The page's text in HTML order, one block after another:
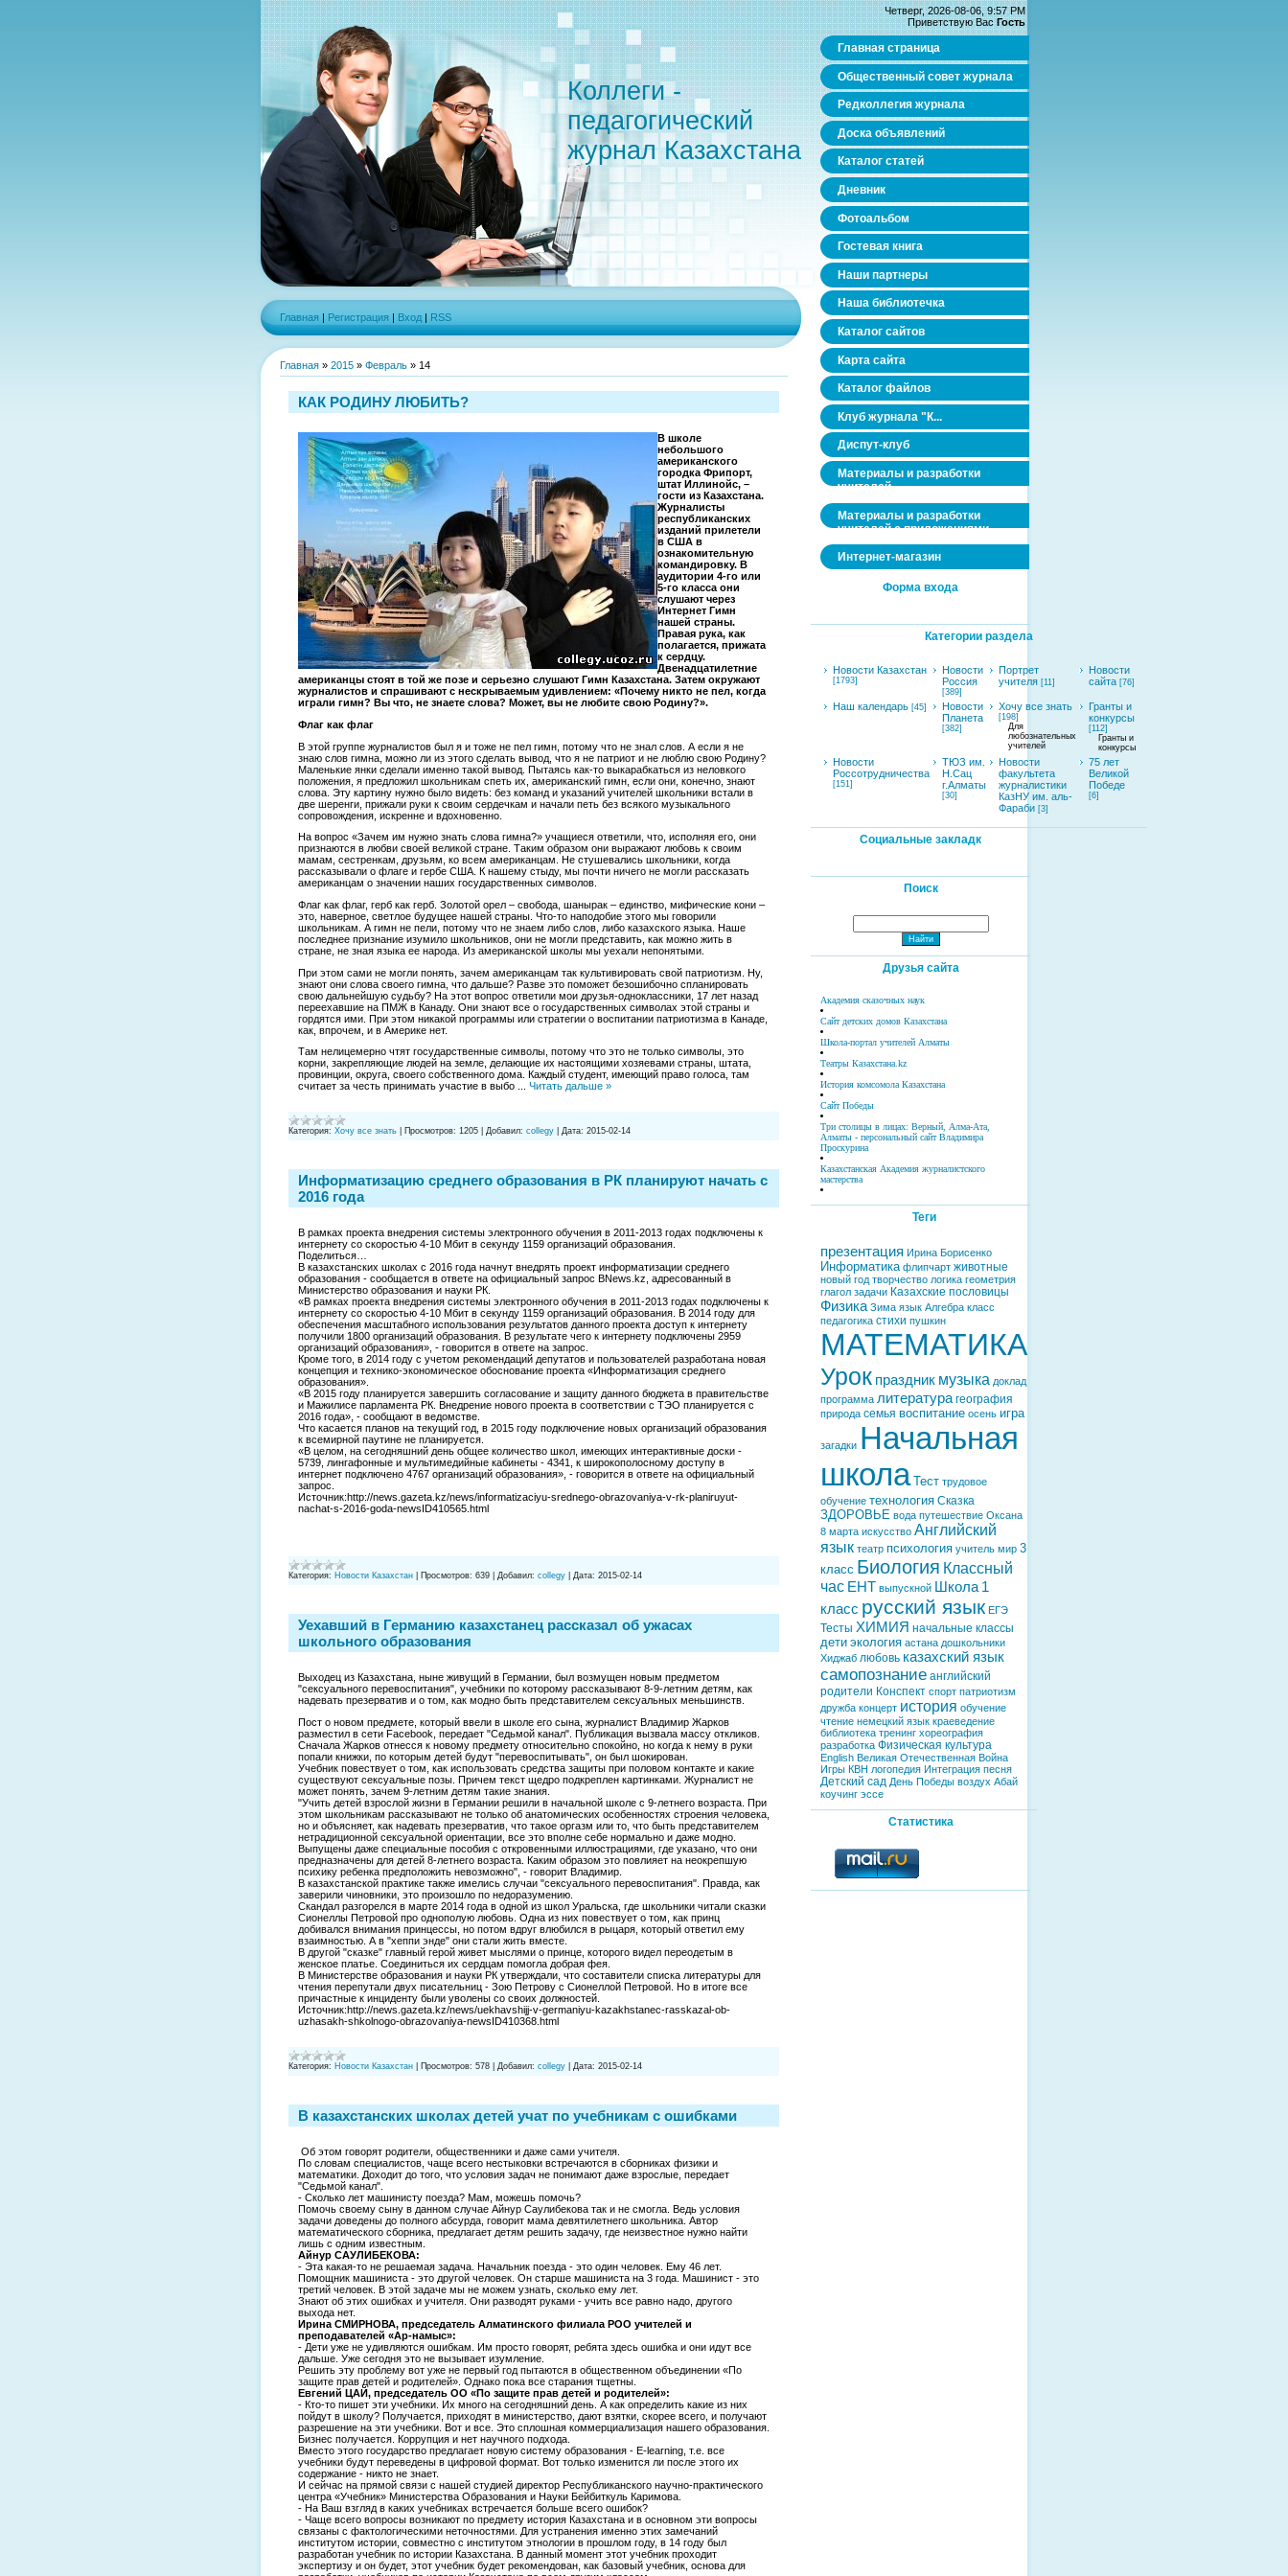
Коллеги -
педагогический
журнал Казахстана
Главная | Регистрация | Вход | RSS
Главная » 2015 » Февраль » 14
КАК РОДИНУ ЛЮБИТЬ?
В школе
небольшого
американского
городка Фрипорт,
штат Иллинойс, –
гости из Казахстана.
Журналисты
республиканских
изданий прилетели
в США в
ознакомительную
командировку. В
аудитории 4-го или
5-го класса они
слушают через
Интернет Гимн
нашей страны.
Правая рука, как
полагается, прижата
к сердцу.
Двенадцатилетние
американцы стоят в той же позе и серьезно слушают Гимн Казахстана. Затем окружают
журналистов и спрашивают с нескрываемым удивлением: «Почему никто не пел, когда
играли гимн? Вы что, не знаете слова? Может, вы не любите свою Родину?».
Флаг как флаг
В этой группе журналистов был я и тоже не пел гимн, потому что не знал слов. А если я не
знаю слов гимна, можно ли из этого сделать вывод, что я не патриот и не люблю свою Родину?
Маленькие янки сделали именно такой вывод. Пытаясь как-то выкарабкаться из неловкого
положения, я предложил школьникам спеть их, американский гимн, если они, конечно, знают
слова. Эту картину нужно было видеть: без команд и указаний учителей школьники встали в
две шеренги, прижали руки к своим сердечкам и начали петь без всякого музыкального
сопровождения, искренне и вдохновенно.
На вопрос «Зачем им нужно знать слова гимна?» учащиеся ответили, что, исполняя его, они
признаются в любви своей великой стране. Таким образом они выражают любовь к своим
мамам, сестренкам, друзьям, ко всем американцам. Не стушевались школьники, когда
рассказывали о флаге и гербе США. К нашему стыду, мы почти ничего не могли рассказать
американцам о значении наших государственных символов.
Флаг как флаг, герб как герб. Золотой орел – свобода, шанырак – единство, мифические кони –
это, наверное, светлое будущее нашей страны. Что-то наподобие этого мы говорили
школьникам. А гимн не пели, потому что не знаем либо слов, либо казахского языка. Наше
последнее признание изумило школьников, они не могли представить, как можно жить в
стране, не зная языка ее народа. Из американской школы мы уехали непонятыми.
При этом сами не могли понять, зачем американцам так культивировать свой патриотизм. Ну,
знают они слова своего гимна, что дальше? Разве это поможет безошибочно спланировать
свою дальнейшую судьбу? На этот вопрос ответили мои друзья-одноклассники, 17 лет назад
переехавшие на ПМЖ в Канаду. Они знают все о государственных символах этой страны и
гордятся ими. При этом никакой программы или стратегии о воспитании патриотизма в Канаде,
как, впрочем, и в Америке нет.
Там нелицемерно чтят государственные символы, потому что это не только символы, это
корни, закрепляющие людей на земле, делающие их настоящими хозяевами страны, штата,
провинции, округа, своего собственного дома. Каждый студент, имеющий право голоса, там
считает за честь принимать участие в выбо
Читать дальше »
Категория: Хочу все знать Просмотров: 1205 Добавил: collegy Дата: 2015-02-14
Информатизацию среднего образования в РК планируют начать с
2016 года
В рамках проекта внедрения системы электронного обучения в 2011-2013 годах подключены к
интернету со скоростью 4-10 Мбит в секунду 1159 организаций образования.
Поделиться…
В казахстанских школах с 2016 года начнут внедрять проект информатизации среднего
образования - сообщается в ответе на официальный запрос BNews.kz, адресованный в
Министерство образования и науки РК.
«В рамках проекта внедрения системы электронного обучения в 2011-2013 годах подключены к
интернету со скоростью 4-10 Мбит в секунду 1159 организаций образования. В 2014 году для
обеспечения масштабного использования результатов данного проекта доступ к интернету
получили 1800 организаций образования. В результате чего к интернету подключены 2959
организаций образования», - говорится в ответе на запрос.
Кроме того, в 2014 году с учетом рекомендаций депутатов и пользователей разработана новая
концепция и технико-экономическое обоснование проекта «Информатизация среднего
образования».
«В 2015 году планируется завершить согласование и защиту данного бюджета в правительстве
и Мажилисе парламента РК. Внедрение нового проекта в соответствии с ТЭО планируется с
2016 года», - сообщают в ведомстве.
Что касается планов на текущий год, в 2015 году подключение новых организаций образования
к всемирной паутине не планируется.
«В целом, на сегодняшний день общее количество школ, имеющих интерактивные доски -
5739, лингафонные и мультимедийные кабинеты - 4341, к широкополосному доступу в
интернет подключено 4767 организаций образования», - говорится в ответе на официальный
запрос.
Источник:http://news.gazeta.kz/news/informatizaciyu-srednego-obrazovaniya-v-rk-planiruyut-
nachat-s-2016-goda-newsID410565.html
Категория: Новости Казахстан Просмотров: 639 Добавил: collegy Дата: 2015-02-14
Уехавший в Германию казахстанец рассказал об ужасах
школьного образования
Выходец из Казахстана, ныне живущий в Германии, был возмущен новым предметом
"сексуального перевоспитания", учебники по которому рассказывают 8-9-летним детям, как
надевать презерватив и о том, как модно быть представителем сексуальных меньшинств.
Пост о новом предмете, который ввели в школе его сына, журналист Владимир Жарков
разместил в сети Facebook, передает "Седьмой канал". Публикация вызвала массу откликов.
Сначала Жарков отнесся к новому предмету относительно спокойно, но когда к нему в руки
попали книжки, по которым детей будут "перевоспитывать", он был шокирован.
Учебник повествует о том, как использовать средства защиты при половом контакте и какие
существуют сексуальные позы. Причем текст щедро подкреплен картинками. Журналист не
может понять, зачем 9-летним детям такие знания.
"Учить детей взрослой жизни в Германии решили в начальной школе с 9-летнего возраста. При
этом школьникам рассказывают не только об анатомических особенностях строения человека,
но и объясняет, как надевать презерватив, что такое оргазм или то, что быть представителем
нетрадиционной сексуальной ориентации, все это вполне себе нормально и даже модно.
Выпущены даже специальные пособия с откровенными иллюстрациями, где указано, что они
предназначены для детей 8-летнего возраста. Каким образом это повлияет на неокрепшую
психику ребенка предположить невозможно", - говорит Владимир.
В казахстанской практике также имелись случаи "сексуального перевоспитания". Правда, как
заверили чиновники, это произошло по недоразумению.
Скандал разгорелся в марте 2014 года в одной из школ Уральска, где школьники читали сказки
Сионеллы Петровой про однополую любовь. Одна из них повествует о том, как принц
добивался внимания принцессы, но потом вдруг влюбился в рыцаря, который ответил ему
взаимностью. А в "хеппи энде" они стали жить вместе.
В другой "сказке" главный герой живет мыслями о принце, которого видел переодетым в
женское платье. Соединиться их сердцам помогла добрая фея.
В Министерстве образования и науки РК утверждали, что составители списка литературы для
чтения перепутали двух писательниц - Зою Петрову с Сионеллой Петровой. Но в итоге все
причастные к инциденту были уволены со своих должностей.
Источник:http://news.gazeta.kz/news/uekhavshijj-v-germaniyu-kazakhstanec-rasskazal-ob-
uzhasakh-shkolnogo-obrazovaniya-newsID410368.html
Категория: Новости Казахстан Просмотров: 578 Добавил: collegy Дата: 2015-02-14
В казахстанских школах детей учат по учебникам с ошибками
Об этом говорят родители, общественники и даже сами учителя.
По словам специалистов, чаще всего нестыковки встречаются в сборниках физики и
математики. Доходит до того, что условия задач не понимают даже взрослые, передает
"Седьмой канал".
- Сколько лет машинисту поезда? Мам, можешь помочь?
Помочь своему сыну в данном случае Айнур Саулибекова так и не смогла. Ведь условия
задачи доведены до полного абсурда, говорит мама девятилетнего школьника. Автор
математического сборника, предлагает детям решить задачу, где неизвестное нужно найти
лишь с одним известным.
Айнур САУЛИБЕКОВА:
- Эта какая-то не решаемая задача. Начальник поезда - это один человек. Ему 46 лет.
Помощник машиниста - это другой человек. Он старше машиниста на 3 года. Машинист - это
третий человек. В этой задаче мы не можем узнать, сколько ему лет.
Знают об этих ошибках и учителя. Они разводят руками - учить все равно надо, другого
выхода нет.
Ирина СМИРНОВА, председатель Алматинского филиала РОО учителей и
преподавателей «Ар-намыс»:
- Дети уже не удивляются ошибкам. Им просто говорят, ребята здесь ошибка и они идут все
дальше. Уже сегодня это не вызывает изумление.
Решить эту проблему вот уже не первый год пытаются в общественном объединении «По
защите прав детей и родителей». Однако пока все старания тщетны.
Евгений ЦАЙ, председатель ОО «По защите прав детей и родителей»:
- Кто-то пишет эти учебники. Их много на сегодняшний день. А как определить какие из них
пойдут в школу? Получается, приходят в министерство, дают взятки, скорее всего, и получают
разрешение на эти учебники. Вот и все. Это сплошная коммерциализация нашего образования.
Бизнес получается. Коррупция и нет научного подхода.
Вместо этого государство предлагает новую систему образования - E-learning, т.е. все
учебники будут переведены в цифровой формат. Вот только изменится ли после этого их
содержание - никто не знает.
И сейчас на прямой связи с нашей студией директор Республиканского научно-практического
центра «Учебник» Министерства Образования и Науки Бейбиткуль Каримова.
- На Ваш взгляд в каких учебниках встречается больше всего ошибок?
- Чаще всего вопросы возникают по предмету история Казахстана и в основном эти вопросы
связаны с фактологическими неточностями. Для устранения именно этих замечаний
институтом истории, совместно с институтом этнологии в прошлом году, в 14 году был
разработан учебник по истории Казахстана. В данный момент этот учебник проходит
экспертизу и он будет, этот учебник будет рекомендован, как базовый учебник, основа для
Четверг, 2026-08-06, 9:57 PM
Приветствую Вас Гость
Главная страница
Общественный совет журнала
Редколлегия журнала
Доска объявлений
Каталог статей
Дневник
Фотоальбом
Гостевая книга
Наши партнеры
Наша библиотечка
Каталог сайтов
Карта сайта
Каталог файлов
Клуб журнала "К...
Диспут-клуб
Материалы и разработки
учителей
Материалы и разработки
учителей с приложениями
Интернет-магазин
Форма входа
Категории раздела
Новости Казахстан
[1793]
Новости
Россия
[389]
Портрет
учителя [11]
Новости
сайта [76]
Наш календарь [45]
Новости
Планета
[382]
Хочу все знать
[198]
Для
любознательных
учителей
Гранты и
конкурсы
[112]
Гранты и
конкурсы
Новости
Россотрудничества
[151]
ТЮЗ им.
Н.Сац
г.Алматы
[30]
Новости
факультета
журналистики
КазНУ им. аль-
Фараби [3]
75 лет
Великой
Победе
[6]
Социальные закладк
Поиск
Друзья сайта
Академия сказочных наук
Сайт детских домов Казахстана
Школа-портал учителей Алматы
Театры Казахстана.kz
История комсомола Казахстана
Сайт Победы
Три столицы в лицах: Верный, Алма-Ата,
Алматы - персональный сайт Владимира
Проскурина
Казахстанская Академия журналистского
мастерства
Теги
презентация Ирина Борисенко
Информатика флипчарт животные
новый год творчество логика геометрия
глагол задачи Казахские пословицы
Физика Зима язык Алгебра класс
педагогика стихи пушкин
МАТЕМАТИКА
Урок праздник музыка доклад
программа литература география
природа семья воспитание осень игра
загадки Начальная
школа Тест трудовое
обучение технология Сказка
ЗДОРОВЬЕ вода путешествие Оксана
8 марта искусство Английский
язык театр психология учитель мир 3
класс Биология Классный
час ЕНТ выпускной Школа 1
класс русский язык ЕГЭ
Тесты ХИМИЯ начальные классы
дети экология астана дошкольники
Хиджаб любовь казахский язык
самопознание английский
родители Конспект спорт патриотизм
дружба концерт история обучение
чтение немецкий язык краеведение
библиотека тренинг хореография
разработка Физическая культура
English Великая Отечественная Война
Игры КВН логопедия Интеграция песня
Детский сад День Победы воздух Абай
коучинг эссе
Статистика